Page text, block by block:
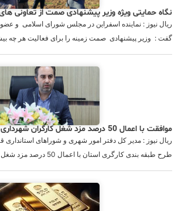
نگاه حمایتی ویژه وزیر پیشنهادی صمت از تعاونی
ریال نیوز : نماینده اسفراین در مجلس شورای اسلامی و
گفت : وزیر پیشنهادی صمت زمینه را برای فعالیت هر چه
موافقت با اعمال 50 درصد مزد شغل كارگران شهرداری ها
ریال نیوز : مدیر کل دفتر امور شهری و شوراهای استانداری
طرح طبقه بندی کارگری استان با اعمال 50 درصد مزد شغل كارگران در قالب فوق...